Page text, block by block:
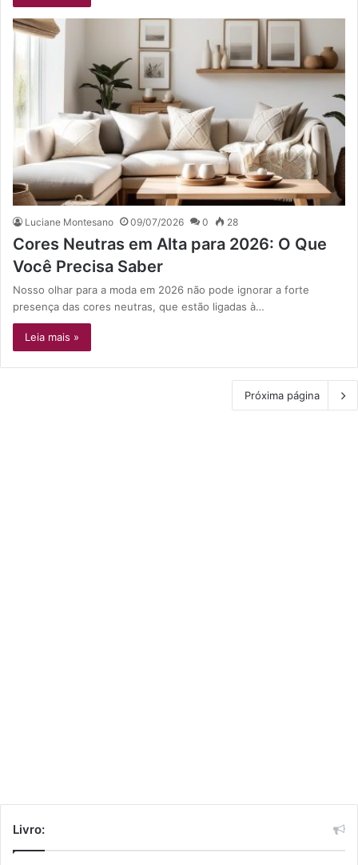
Luciane Montesano 09/07/2026 0 28
Cores Neutras em Alta para 2026: O Que
Você Precisa Saber
Nosso olhar para a moda em 2026 não pode ignorar a forte
presença das cores neutras, que estão ligadas à…
Leia mais »
Próxima página
Livro: